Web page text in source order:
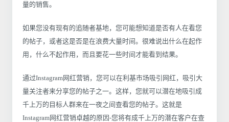
量的销售。
如果您没有现有的追随者基地，您可能想知道是否有人在看您
的帖子，或者这是否是在浪费大量时间。很难说出什么在起作
用，什么不起作用，而且要花一些时间才能看到结果。
通过Instagram网红营销，您可以在利基市场吸引网红，吸引大
量关注者来分享您的帖子之一。这样，您就可以潜在地吸引成
千上万的目标人群来在一夜之间查看您的帖子。这就是
Instagram网红营销卓越的原因-您将有成千上万的潜在客户在查